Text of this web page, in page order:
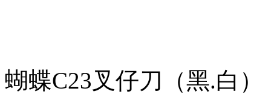
蝴蝶C23叉仔刀（黑.白）